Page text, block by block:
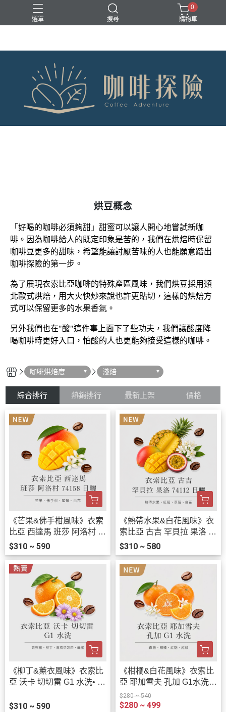
選單 搜尋
0
購物車
烘豆概念
「好喝的咖啡必須夠甜」甜蜜可以讓人開心地嘗試新咖
啡。因為咖啡給人的既定印象是苦的，我們在烘焙時保留
咖啡豆更多的甜味，希望能讓討厭苦味的人也能願意踏出
咖啡探險的第一步。
為了展現衣索比亞咖啡的特殊產區風味，我們烘豆採用類
北歐式烘焙，用大火快炒來說也許更貼切，這樣的烘焙方
式可以保留更多的水果香氣。
另外我們也在"酸"這件事上面下了些功夫，我們讓酸度降
喝咖啡時更好入口，怕酸的人也更能夠接受這樣的咖啡。
咖啡烘焙度 淺焙
綜合排行 熱銷排行 最新上架 價格
《芒果&佛手柑風味》衣索
比亞 西達馬 班莎 阿洛村 7
4158 日曬 • 單品咖啡豆200
g/100g
$310 ~ 590
《熱帶水果&白花風味》衣
索比亞 古吉 罕貝拉 果洛 7
4112 日曬• 單品咖啡豆200
g/100g
$310 ~ 580
《柳丁&薰衣風味》衣索比
亞 沃卡 切切雷 G1 水洗• 單
$310 ~ 590
《柑橘&白花風味》衣索比
亞 耶加雪夫 孔加 G1水洗 •
單品咖啡豆200g/100g
$280 ~ 540
$280 ~ 499